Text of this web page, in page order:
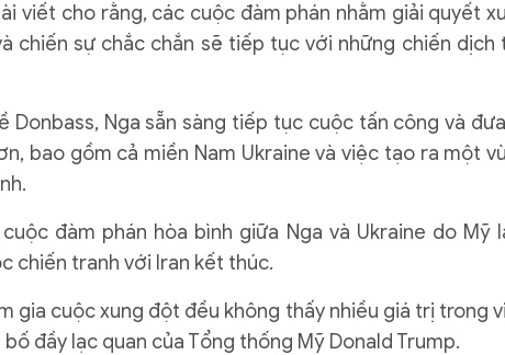
viết cho rằng, các cuộc đàm phán nhằm giải quyết
chiến sự chắc chắn sẽ tiếp tục với những chiến dịch
Donbass, Nga sẵn sàng tiếp tục cuộc tấn công và
bao gồm cả miền Nam Ukraine và việc tạo ra một
đàm phán hòa bình giữa Nga và Ukraine do Mỹ
chiến tranh với Iran kết thúc.
gia cuộc xung đột đều không thấy nhiều giá trị trong
đầy lạc quan của Tổng thống Mỹ Donald Trump.